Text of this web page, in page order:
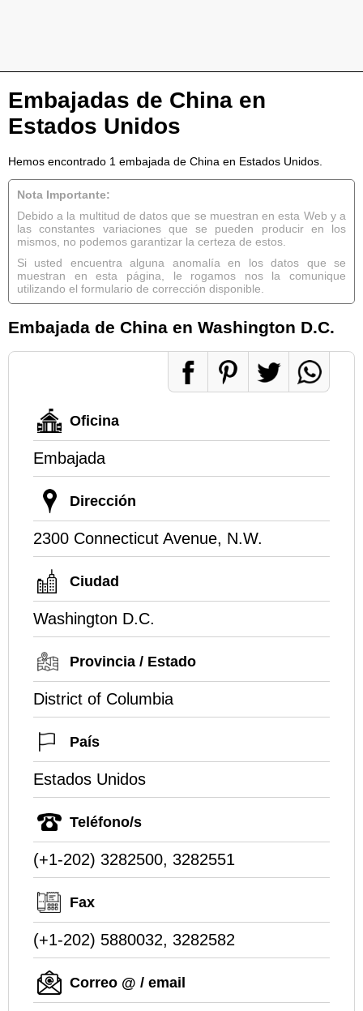
Embajadas de China en
Estados Unidos
Hemos encontrado 1 embajada de China en Estados Unidos.
Nota Importante:
Debido a la multitud de datos que se muestran en esta Web y a
las constantes variaciones que se pueden producir en los
mismos, no podemos garantizar la certeza de estos.
Si usted encuentra alguna anomalía en los datos que se
muestran en esta página, le rogamos nos la comunique
utilizando el formulario de corrección disponible.
Embajada de China en Washington D.C.
Oficina
Embajada
Dirección
2300 Connecticut Avenue, N.W.
Ciudad
Washington D.C.
Provincia / Estado
District of Columbia
País
Estados Unidos
Teléfono/s
(+1-202) 3282500, 3282551
Fax
(+1-202) 5880032, 3282582
Correo @ / email